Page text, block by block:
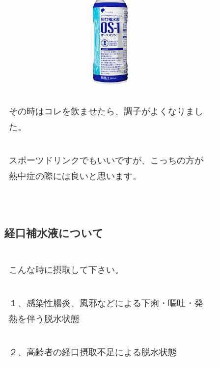
その時はコレを飲ませたら、調子がよくなりまし
た。
スポーツドリンクでもいいですが、こっちの方が
熱中症の際には良いと思います。
経口補水液について
こんな時に摂取して下さい。
１、感染性腸炎、風邪などによる下痢・嘔吐・発
熱を伴う脱水状態
２、高齢者の経口摂取不足による脱水状態